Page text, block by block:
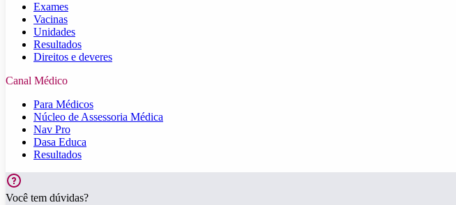
Exames
Vacinas
Unidades
Resultados
Direitos e deveres
Canal Médico
Para Médicos
Núcleo de Assessoria Médica
Nav Pro
Dasa Educa
Resultados
Você tem dúvidas?